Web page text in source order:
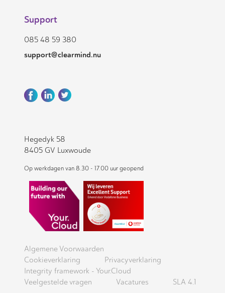
Support
085 48 59 380
support@clearmind.nu
Hegedyk 58
8405 GV Luxwoude
Op werkdagen van 8.30 - 17.00 uur geopend
Algemene Voorwaarden
Cookieverklaring
Privacyverklaring
Integrity framework - Your.Cloud
Veelgestelde vragen
Vacatures SLA 4.1